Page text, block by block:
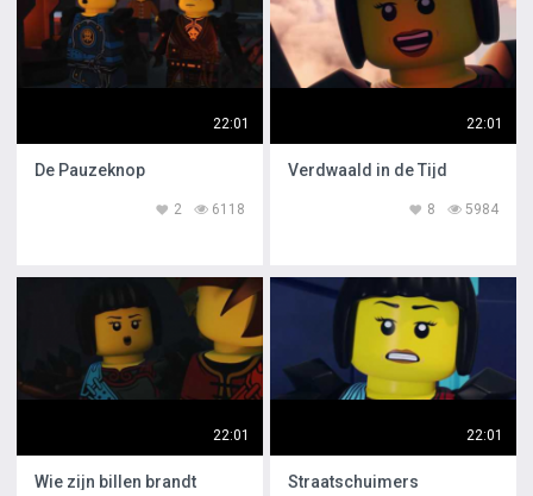
22:01
De Pauzeknop
6118
2
22:01
Verdwaald in de Tijd
5984
8
22:01
Wie zijn billen brandt
22:01
Straatschuimers